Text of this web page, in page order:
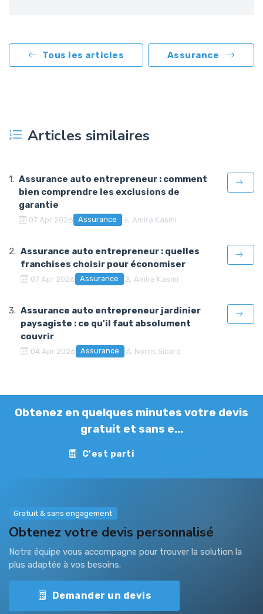
Tous les articles Assurance
Articles similaires
Assurance auto entrepreneur : comment
bien comprendre les exclusions de
garantie
07 Apr 2026 Assurance Amira Kasmi
Assurance auto entrepreneur : quelles
franchises choisir pour économiser
07 Apr 2026 Assurance Amira Kasmi
Assurance auto entrepreneur jardinier
paysagiste : ce qu'il faut absolument
couvrir
04 Apr 2026 Assurance Norris Sicard
Obtenez en quelques minutes votre devis
gratuit et sans e...
C'est parti
Gratuit & sans engagement
Obtenez votre devis personnalisé
Notre équipe vous accompagne pour trouver la solution la
plus adaptée à vos besoins.
Demander un devis